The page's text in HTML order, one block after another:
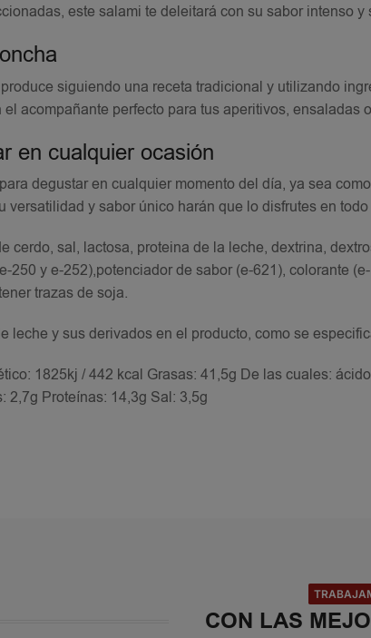
este salami te deleitará con su sabor intenso y
siguiendo una receta tradicional y utilizando
acompañante perfecto para tus aperitivos, ensaladas
en cualquier ocasión
degustar en cualquier momento del día, ya sea
versatilidad y sabor único harán que lo disfrutes en
cerdo, sal, lactosa, proteina de la leche, dextrina,
250 y e-252),potenciador de sabor (e-621), colorante
trazas de soja.
leche y sus derivados en el producto, como se
1825kj / 442 kcal Grasas: 41,5g De las cuales:
2,7g Proteínas: 14,3g Sal: 3,5g
CON LAS